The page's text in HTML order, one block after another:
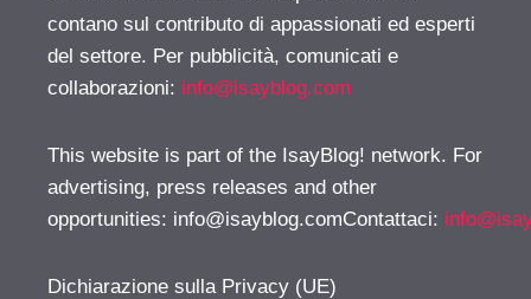
contano sul contributo di appassionati ed esperti
del settore. Per pubblicità, comunicati e
collaborazioni: info@isayblog.com
This website is part of the IsayBlog! network. For
advertising, press releases and other
opportunities: info@isayblog.comContattaci:
Dichiarazione sulla Privacy (UE)